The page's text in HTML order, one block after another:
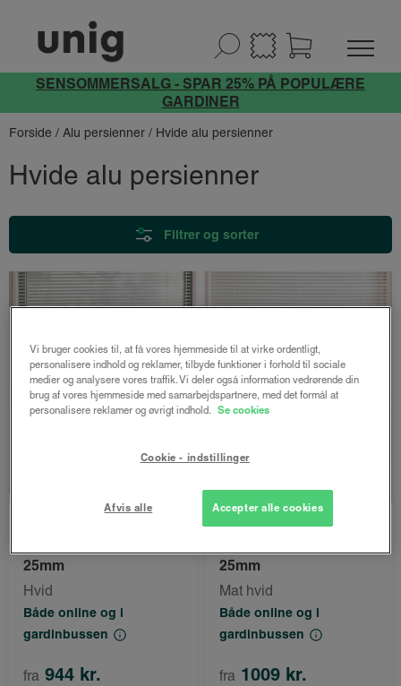
SENSOMMERSALG - SPAR 25% PÅ POPULÆRE
GARDINER
Forside / Alu persienner / Hvide alu persienner
Hvide alu persienner
Filtrer og sorter
LUX
25mm
Hvid
Både online og i
gardinbussen
fra 944 kr.
25mm
Mat hvid
Både online og i
gardinbussen
fra 1009 kr.
Vi bruger cookies til, at få vores hjemmeside til at virke ordentligt,
personalisere indhold og reklamer, tilbyde funktioner i forhold til sociale
medier og analysere vores traffik. Vi deler også information vedrørende din
brug af vores hjemmeside med samarbejdspartnere, med det formål at
personalisere reklamer og øvrigt indhold. Se cookies
Cookie - indstillinger
Afvis alle Accepter alle cookies